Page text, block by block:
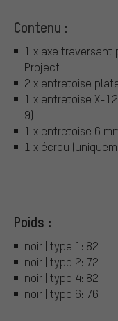
Contenu :
1 x axe traversant
Project
2 x entretoise
1 x entretoise X-
9)
1 x entretoise 6
1 x écrou
Poids :
noir | type 1: 82
noir | type 2: 72
noir | type 4: 82
noir | type 6: 76